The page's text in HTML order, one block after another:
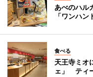
あべのハル
「ワンハ
食べる
天王寺ミオ
ェ」 ティ